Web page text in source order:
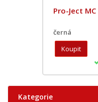
Pro-Ject
černá
Kategorie